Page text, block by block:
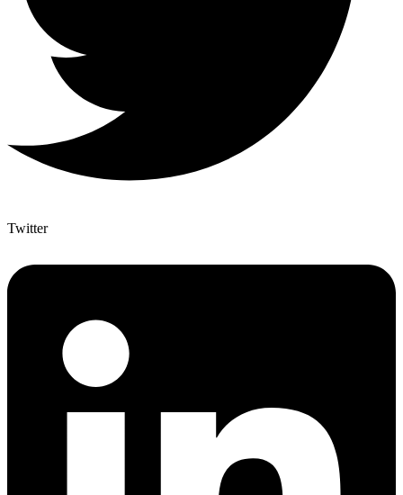
Twitter